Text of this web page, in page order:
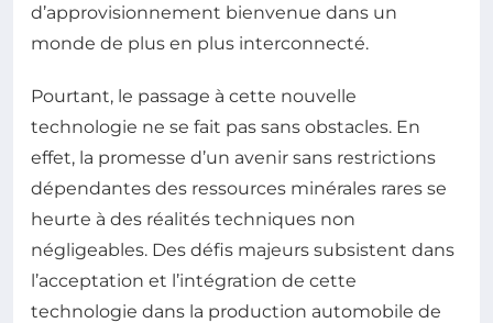
d’approvisionnement bienvenue dans un
monde de plus en plus interconnecté.
Pourtant, le passage à cette nouvelle
technologie ne se fait pas sans obstacles. En
effet, la promesse d’un avenir sans restrictions
dépendantes des ressources minérales rares se
heurte à des réalités techniques non
négligeables. Des défis majeurs subsistent dans
l’acceptation et l’intégration de cette
technologie dans la production automobile de